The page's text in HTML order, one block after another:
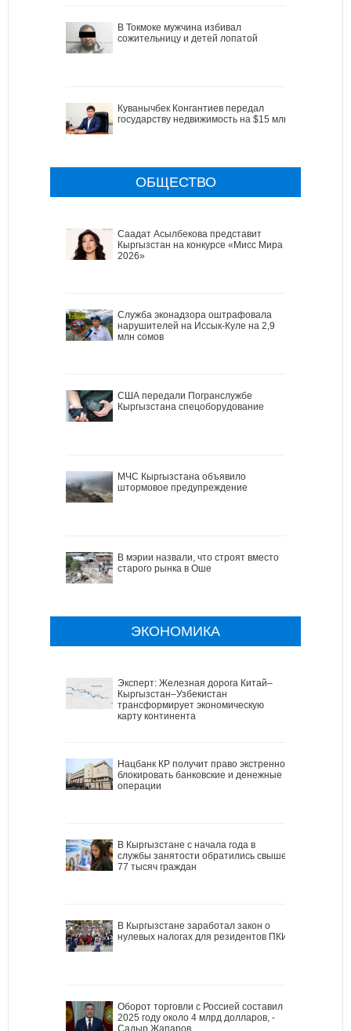
В Токмоке мужчина избивал
сожительницу и детей лопатой
Куванычбек Конгантиев передал
государству недвижимость на $15 млн
ОБЩЕСТВО
Саадат Асылбекова представит
Кыргызстан на конкурсе «Мисс Мира
2026»
Служба эконадзора оштрафовала
нарушителей на Иссык-Куле на 2,9
млн сомов
США передали Погранслужбе
Кыргызстана спецоборудование
МЧС Кыргызстана объявило
штормовое предупреждение
В мэрии назвали, что строят вместо
старого рынка в Оше
ЭКОНОМИКА
Эксперт: Железная дорога Китай–
Кыргызстан–Узбекистан
трансформирует экономическую
карту континента
Нацбанк КР получит право экстренно
блокировать банковские и денежные
операции
В Кыргызстане с начала года в
службы занятости обратились свыше
77 тысяч граждан
В Кыргызстане заработал закон о
нулевых налогах для резидентов ПКИ
Оборот торговли с Россией составил в
2025 году около 4 млрд долларов, -
Садыр Жапаров